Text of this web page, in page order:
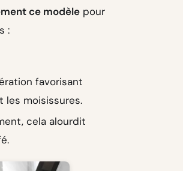
ce modèle pour
:
favorisant
les moisissures.
cela alourdit